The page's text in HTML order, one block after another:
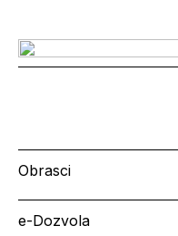
Obrasci
e-Dozvola